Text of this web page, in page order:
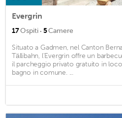
Evergrin
17Ospiti · 5Camere
Situato a Gadmen, nel Canton
Tällibahn, l'Evergrin offre un
il parcheggio privato gratuito in
bagno in comune. ...